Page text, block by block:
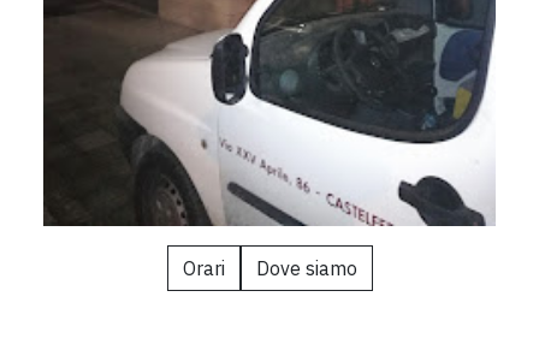
Orari Dove siamo